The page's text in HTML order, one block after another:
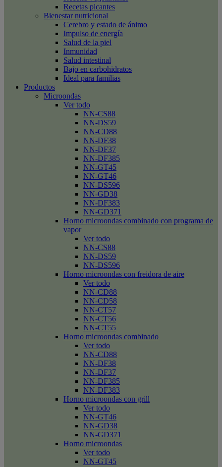
Recetas picantes
Bienestar nutricional
Cerebro y estado de ánimo
Impulso de energía
Salud de la piel
Inmunidad
Salud intestinal
Bajo en carbohidratos
Ideal para familias
Productos
Microondas
Ver todo
NN-CS88
NN-DS59
NN-CD88
NN-DF38
NN-DF37
NN-DF385
NN-GT45
NN-GT46
NN-DS596
NN-GD38
NN-DF383
NN-GD371
Horno microondas combinado con programa de
vapor
Ver todo
NN-CS88
NN-DS59
NN-DS596
Horno microondas con freidora de aire
Ver todo
NN-CD88
NN-CD58
NN-CT57
NN-CT56
NN-CT55
Horno microondas combinado
Ver todo
NN-CD88
NN-DF38
NN-DF37
NN-DF385
NN-DF383
Horno microondas con grill
Ver todo
NN-GT46
NN-GD38
NN-GD371
Horno microondas
Ver todo
NN-GT45